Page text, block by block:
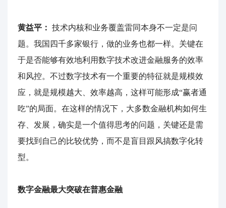
黄益平： 技术内核和业务覆盖雷同本身不一定是问
题。我国四千多家银行，做的业务也都一样。关键在
于是否能够有效地利用数字技术改进金融服务的效率
和风控。不过数字技术有一个重要的特征就是规模效
应，就是规模越大、效率越高，这样可能形成“赢者通
吃”的局面。在这样的情况下，大多数金融机构如何生
存、发展，确实是一个值得思考的问题，关键还是需
要找到自己的比较优势，而不是盲目跟风搞数字化转
型。
数字金融最大突破在普惠金融